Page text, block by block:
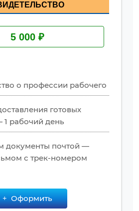
5 000 ₽
о профессии рабочего
готовых
рабочий день
документы почтой —
с трек-номером
Оформить